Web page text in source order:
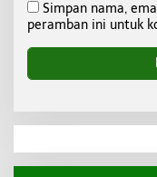
Simpan nama,
peramban ini untuk